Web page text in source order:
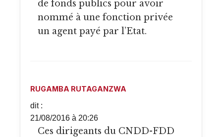
de fonds publics pour avoir
nommé à une fonction privée
un agent payé par l’Etat.
RUGAMBA RUTAGANZWA
dit :
21/08/2016 à 20:26
Ces dirigeants du CNDD-FDD